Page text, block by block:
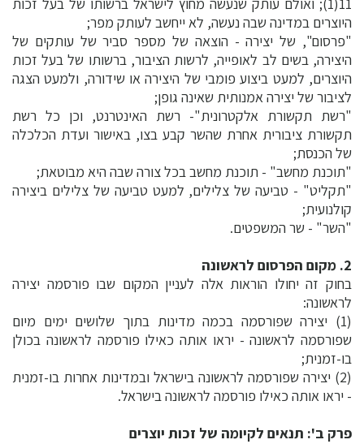
11(1); ואולם עותק שנעשה מחוץ לישראל ברשותו של בעל זכות
היוצרים במדינה שבה נעשה, לא ייחשב לעותק מפר;
"פרסום", של יצירה - הוצאה של מספר סביר של עותקים של
היצירה, בשים לב לאופייה, לרשות הציבור, ברשותו של בעל זכות
היוצרים, למעט ביצוע פומבי של היצירה או שידורה, ולמעט הצגה
לציבור של יצירה אמנותית שאינה גופן;
"רשת תקשורת אלקטרונית"- רשת האינטרנט, וכן כל רשת
תקשורת ציבורית אחרת שהשר קבע בצו, באישור ועדת הכלכלה
של הכנסת;
"תוכנת מחשב" - תוכנת מחשב בכל צורה שבה היא מבוטאת;
"תקליט" - טביעה של צלילים, למעט טביעה של צלילים ביצירה
קולנועית;
"השר" - שר המשפטים.
2. מקום הפרסום לראשונה
בחוק זה יחולו הוראות אלה לעניין המקום שבו פורסמה יצירה
לראשונה:
(1) יצירה שפורסמה בכמה מדינות בתוך שלושים ימים מיום
שפורסמה לראשונה - יראו אותה כאילו פורסמה לראשונה בכולן
בו-זמנית;
(2) יצירה שפורסמה לראשונה בישראל ובמדינות אחרות בו-זמנית
- יראו אותה כאילו פורסמה לראשונה בישראל.
פרק ב': תנאים לקיומה של זכות יוצרים